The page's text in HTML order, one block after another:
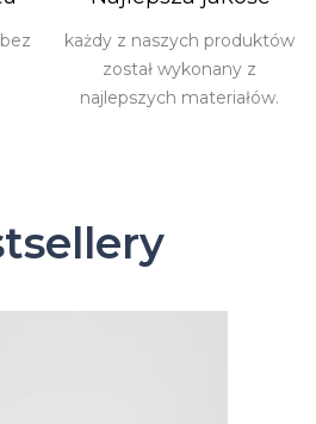
każdy z naszych produktów
został wykonany z
najlepszych materiałów.